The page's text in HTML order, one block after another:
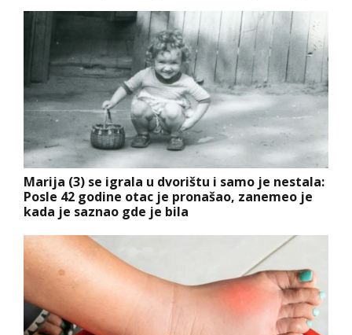
Marija (3) se igrala u dvorištu i samo je nestala:
Posle 42 godine otac je pronašao, zanemeo je
kada je saznao gde je bila